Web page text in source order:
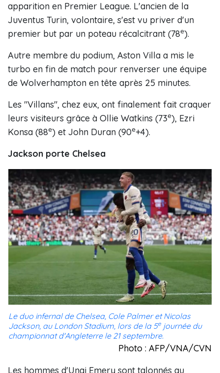
apparition en Premier League. L'ancien de la
Juventus Turin, volontaire, s'est vu priver d'un
premier but par un poteau récalcitrant (78e).
Autre membre du podium, Aston Villa a mis le
turbo en fin de match pour renverser une équipe
de Wolverhampton en tête après 25 minutes.
Les "Villans", chez eux, ont finalement fait craquer
leurs visiteurs grâce à Ollie Watkins (73e), Ezri
Konsa (88e) et John Duran (90e+4).
Jackson porte Chelsea
Le duo infernal de Chelsea, Cole Palmer et Nicolas
Jackson, au London Stadium, lors de la 5e journée du
championnat d'Angleterre le 21 septembre.
Photo : AFP/VNA/CVN
Les hommes d'Unai Emery sont talonnés au